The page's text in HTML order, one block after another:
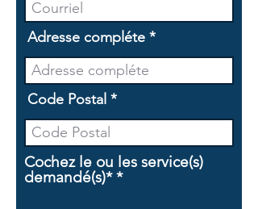
Adresse compléte
Code Postal
Cochez le ou les service(s)
demandé(s)* *O